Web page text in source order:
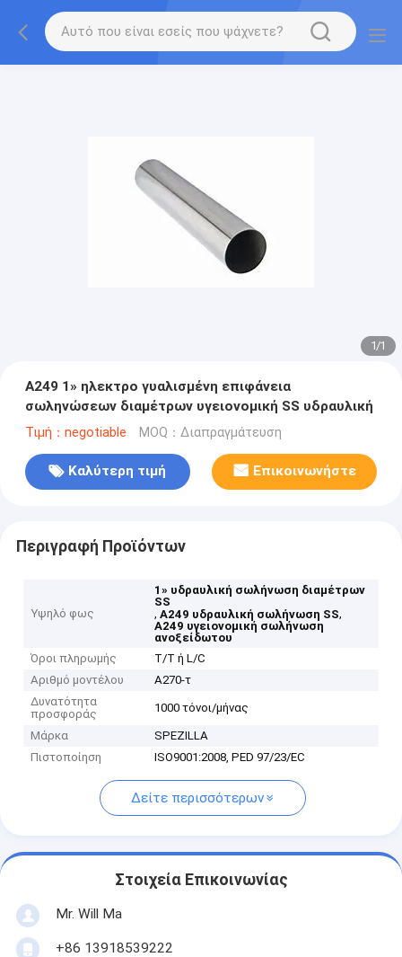
1/1
A249 1» ηλεκτρο γυαλισμένη επιφάνεια
σωληνώσεων διαμέτρων υγειονομική SS υδραυλική
Τιμή：negotiable MOQ：Διαπραγμάτευση
Καλύτερη τιμή Επικοινωνήστε
Περιγραφή Προϊόντων
Υψηλό φως
1» υδραυλική σωλήνωση διαμέτρων
SS
,A249 υδραυλική σωλήνωση SS,
A249 υγειονομική σωλήνωση
ανοξείδωτου
Όροι πληρωμής
T/T ή L/C
Αριθμό μοντέλου
A270-τ
Δυνατότητα
προσφοράς
1000 τόνοι/μήνας
Μάρκα
SPEZILLA
Πιστοποίηση
ISO9001:2008, PED 97/23/EC
Δείτε περισσότερων
Στοιχεία Επικοινωνίας
Mr. Will Ma
+86 13918539222